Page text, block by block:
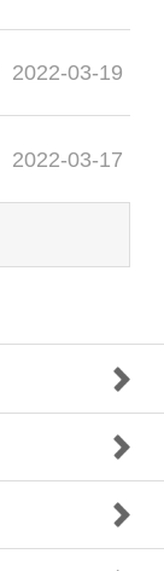
2022-03-19
2022-03-17